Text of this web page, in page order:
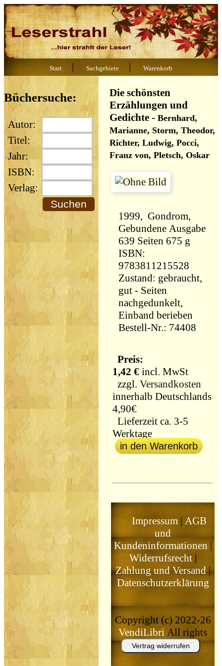
Start | Sachgebiete | Warenkorb
Büchersuche:
Autor:
Titel:
Jahr:
ISBN:
Verlag:
Die schönsten
Erzählungen und
Gedichte -Bernhard,
Marianne, Storm, Theodor,
Richter, Ludwig, Pocci,
Franz von, Pletsch, Oskar
1999, Gondrom,
Gebundene Ausgabe
639 Seiten 675 g
ISBN:
9783811215528
Zustand: gebraucht,
gut - Seiten
nachgedunkelt,
Einband berieben
Bestell-Nr.: 74408
Preis:
1,42 € incl. MwSt
zzgl.Versandkosten
innerhalb Deutschlands
4,90€
Lieferzeit ca. 3-5
Werktage
in den Warenkorb
Impressum| AGB
und
Kundeninformationen |
Widerrufsrecht|
Zahlung und Versand|
Datenschutzerklärung
Copyright (c) 2022-26
VendiLibri All rights
reserved
Vertrag widerrufen